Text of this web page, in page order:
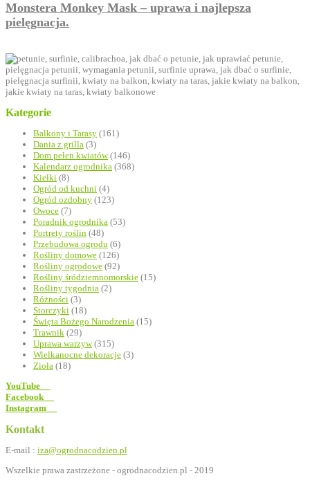
Monstera Monkey Mask – uprawa i najlepsza
pielęgnacja.
Kategorie
Balkony i Tarasy (161)
Dania z grilla (3)
Dom pełen kwiatów(146)
Kalendarz ogrodnika (368)
Kiełki (8)
Ogród od kuchni (4)
Ogród ozdobny (123)
Owoce (7)
Poradnik ogrodnika (53)
Portrety roślin (48)
Przebudowa ogrodu (6)
Rośliny domowe (126)
Rośliny ogrodowe (92)
Rośliny śródziemnomorskie (15)
Rośliny tygodnia (2)
Różności (3)
Storczyki (18)
Święta Bożego Narodzenia (15)
Trawnik (29)
Uprawa warzyw(315)
Wielkanocne dekoracje (3)
Zioła (18)
YouTube
Facebook
Instagram
Kontakt
E-mail : iza@ogrodnacodzien.pl
Wszelkie prawa zastrzeżone - ogrodnacodzien.pl - 2019